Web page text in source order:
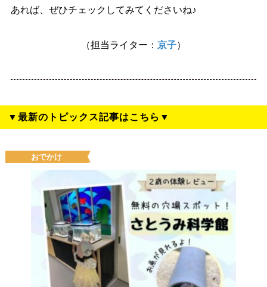
あれば、ぜひチェックしてみてくださいね♪
（担当ライター： 京子）
▼最新のトピックス記事はこちら▼
おでかけ